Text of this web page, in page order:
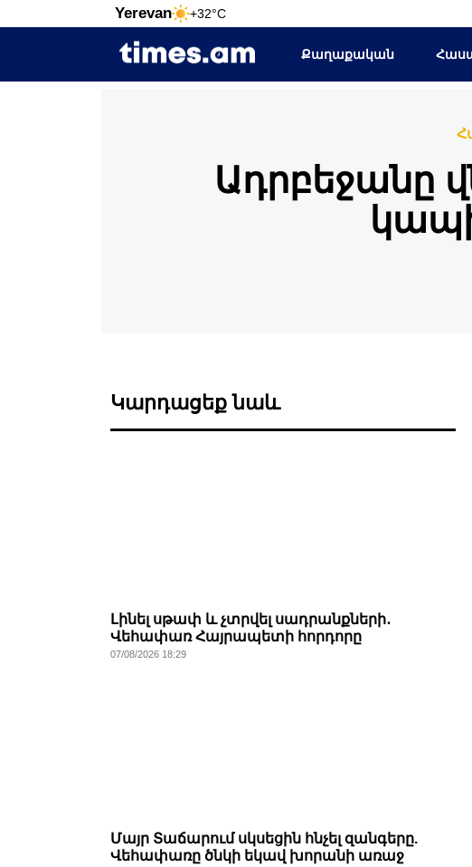
Yerevan +32°C
Քաղաքական
Ադրբեջանը
Կարդացեք նաև
Լինել սթափ և չտրվել սադրանքների․
Վեհափառ Հայրապետի հորդորը
07/08/2026 18:29
Մայր Տաճարում սկսեցին հնչել զանգերը.
Վեհափառը ծնկի եկավ խորանի առաջ